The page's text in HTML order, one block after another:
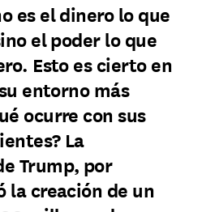
es el dinero lo que
el poder lo que
Esto es cierto en
entorno más
ocurre con sus
La
Trump, por
la creación de un